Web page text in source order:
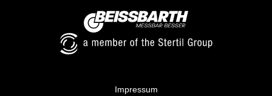
Impressum